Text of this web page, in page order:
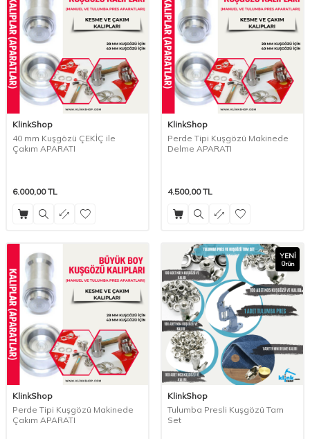
KlinkShop
40 mm Kuşgözü ÇEKİÇ ile
Çakım APARATI
6.000,00TL
KlinkShop
Perde Tipi Kuşgözü Makinede
Delme APARATI
4.500,00TL
KlinkShop
Perde Tipi Kuşgözü Makinede
Çakım APARATI
YENI
Ürün
KlinkShop
Tulumba Presli Kuşgözü Tam
Set